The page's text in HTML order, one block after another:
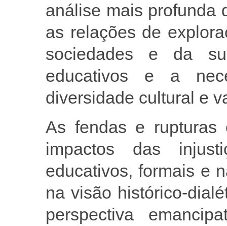
análise mais profunda
as relações de
sociedades e da
educativos e a
diversidade cultural e
As fendas e rupturas
impactos das
educativos, formais e
na visão histórico-
perspectiva